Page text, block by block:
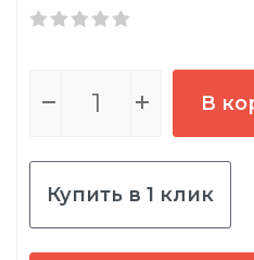
В
Купить в 1 клик